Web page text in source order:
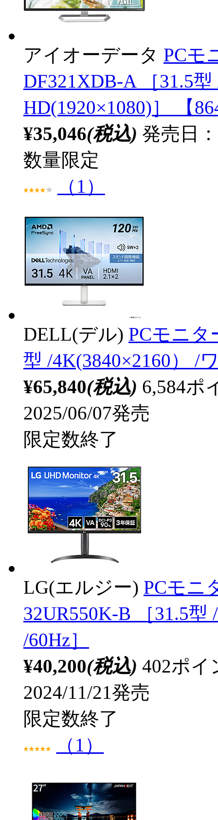
アイオーデータ PCモ
DF321XDB-A ［31.5
HD(1920×1080)］ 【
¥35,046(税込) 発売日
数量限定
（1）
DELL(デル) PCモニタ
型 /4K(3840×2160） /
¥65,840(税込) 6,584ポ
2025/06/07発売
限定数終了
LG(エルジー) PCモニ
32UR550K-B ［31.5型
/60Hz］
¥40,200(税込) 402ポ
2024/11/21発売
限定数終了
（1）